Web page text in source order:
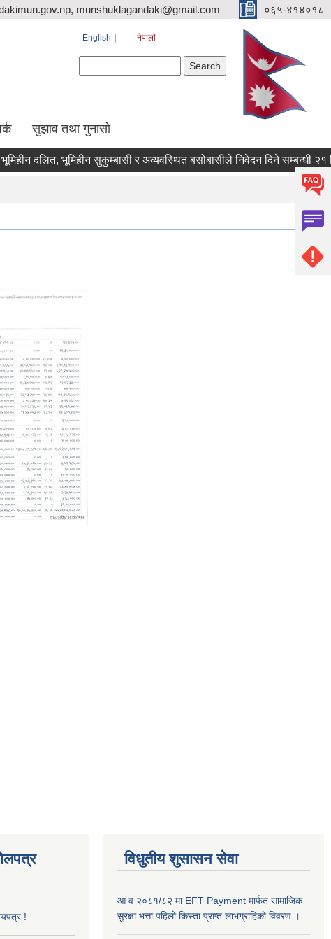
munshuklagandaki@gmail.com ०६५-४१४०१८
English नेपाली
सुझाव तथा गुनासो
दलित, भूमिहीन सुकुम्बासी र अव्यवस्थित बसोबासीले निवेदन दिने सम्बन्धी २१ दिने
!
विधुतीय शुसासन सेवा
आ व २०८१/८२ मा EFT Payment मार्फत सामाजिक
सुरक्षा भत्ता पहिलो किस्ता प्राप्त लाभग्राहिकाे विवरण ।